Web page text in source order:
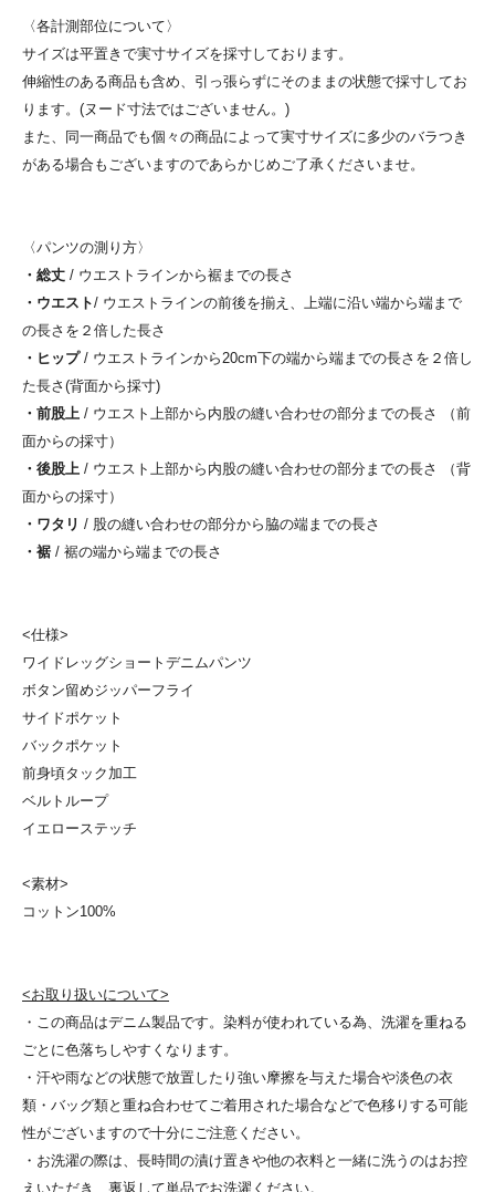
〈各計測部位について〉
サイズは平置きで実寸サイズを採寸しております。
伸縮性のある商品も含め、引っ張らずにそのままの状態で採寸してお
ります。(ヌード寸法ではございません。)
また、同一商品でも個々の商品によって実寸サイズに多少のバラつき
がある場合もございますのであらかじめご了承くださいませ。
〈パンツの測り方〉
・総丈 / ウエストラインから裾までの長さ
・ウエスト/ ウエストラインの前後を揃え、上端に沿い端から端まで
の長さを２倍した長さ
・ヒップ/ ウエストラインから20cm下の端から端までの長さを２倍し
た長さ(背面から採寸)
・前股上 / ウエスト上部から内股の縫い合わせの部分までの長さ （前
面からの採寸）
・後股上 / ウエスト上部から内股の縫い合わせの部分までの長さ （背
面からの採寸）
・ワタリ / 股の縫い合わせの部分から脇の端までの長さ
・裾 / 裾の端から端までの長さ
<仕様>
ワイドレッグショートデニムパンツ
ボタン留めジッパーフライ
サイドポケット
バックポケット
前身頃タック加工
ベルトループ
イエローステッチ
<素材>
コットン100%
<お取り扱いについて>
・この商品はデニム製品です。染料が使われている為、洗濯を重ねる
ごとに色落ちしやすくなります。
・汗や雨などの状態で放置したり強い摩擦を与えた場合や淡色の衣
類・バッグ類と重ね合わせてご着用された場合などで色移りする可能
性がございますので十分にご注意ください。
・お洗濯の際は、長時間の漬け置きや他の衣料と一緒に洗うのはお控
えいただき、裏返して単品でお洗濯ください。